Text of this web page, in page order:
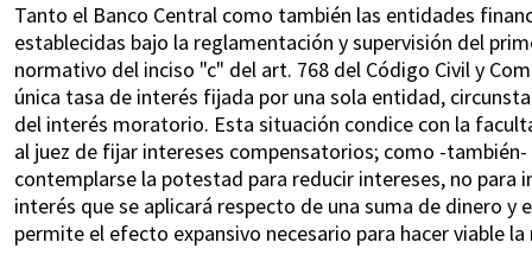
Tanto el Banco Central como también las entidades
establecidas bajo la reglamentación y supervisión del
normativo del inciso "c" del art. 768 del Código Civil y
única tasa de interés fijada por una sola entidad,
del interés moratorio. Esta situación condice con la
al juez de fijar intereses compensatorios; como -
contemplarse la potestad para reducir intereses, no
interés que se aplicará respecto de una suma de dinero
permite el efecto expansivo necesario para hacer viable